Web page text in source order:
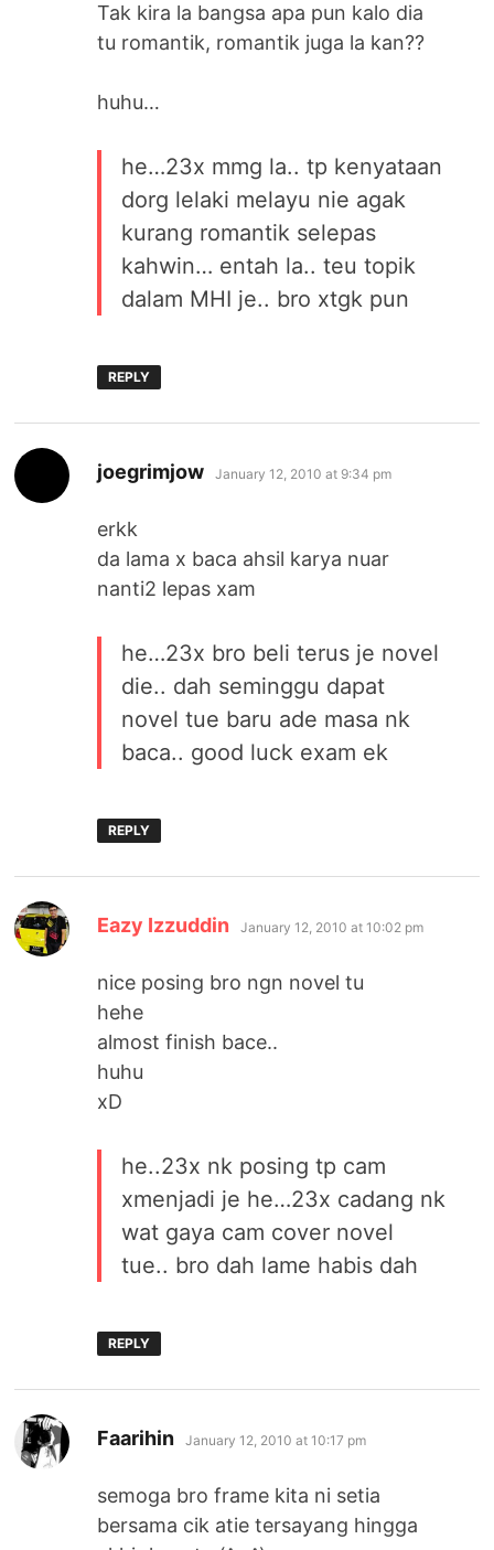
Tak kira la bangsa apa pun kalo dia
tu romantik, romantik juga la kan??
huhu…
he…23x mmg la.. tp kenyataan
dorg lelaki melayu nie agak
kurang romantik selepas
kahwin… entah la.. teu topik
dalam MHI je.. bro xtgk pun
REPLY
joegrimjow says:
January 12, 2010 at 9:34 pm
erkk
da lama x baca ahsil karya nuar
nanti2 lepas xam
he…23x bro beli terus je novel
die.. dah seminggu dapat
novel tue baru ade masa nk
baca.. good luck exam ek
REPLY
Eazy Izzuddin says:
January 12, 2010 at 10:02 pm
nice posing bro ngn novel tu
hehe
almost finish bace..
huhu
xD
he..23x nk posing tp cam
xmenjadi je he…23x cadang nk
wat gaya cam cover novel
tue.. bro dah lame habis dah
REPLY
Faarihin says:
January 12, 2010 at 10:17 pm
semoga bro frame kita ni setia
bersama cik atie tersayang hingga